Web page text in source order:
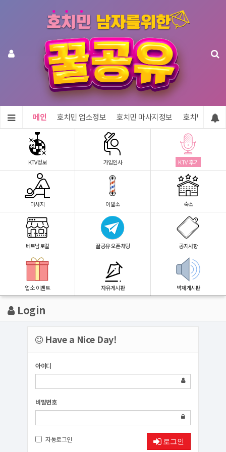
메인 호치민 업소정보 호치민 마사지정보 호치민 숙소
KTV정보 가입인사 KTV 후기
마사지 이발소 숙소
베트남로컬 꿀공유 오픈채팅 공지사항
업소 이벤트 자유게시판 박제게시판
Login
Have a Nice Day!
아이디
비밀번호
자동로그인 로그인